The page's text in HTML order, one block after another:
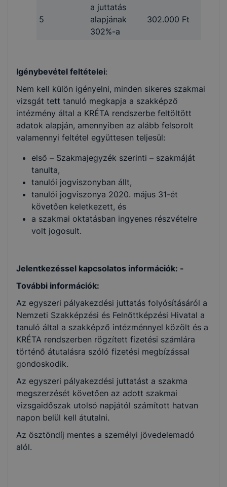
5
a juttatás
alapjának
302%-a
302.000 Ft
Igénybevétel feltételei:
Nem kell külön igényelni, minden sikeres szakmai
vizsgát tett tanuló megkapja a szakképző
intézmény által a KRÉTA rendszerbe feltöltött
adatok alapján, amennyiben az alább felsorolt
valamennyi feltétel együttesen teljesül:
első – Szakmajegyzék szerinti – szakmáját
tanulta,
tanulói jogviszonyban állt,
tanulói jogviszonya 2020. május 31-ét
követően keletkezett, és
a szakmai oktatásban ingyenes részvételre
volt jogosult.
Jelentkezéssel kapcsolatos információk: -
További információk:
Az egyszeri pályakezdési juttatás folyósításáról a
Nemzeti Szakképzési és Felnőttképzési Hivatal a
tanuló által a szakképző intézménnyel közölt és a
KRÉTA rendszerben rögzített fizetési számlára
történő átutalásra szóló fizetési megbízással
gondoskodik.
Az egyszeri pályakezdési juttatást a szakma
megszerzését követően az adott szakmai
vizsgaidőszak utolsó napjától számított hatvan
napon belül kell átutalni.
Az ösztöndíj mentes a személyi jövedelemadó
alól.